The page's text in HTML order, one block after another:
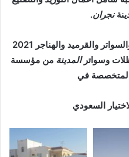
نجران.
للمظلات والسواتر والقرميد والهناجر 2021
وسواترالمدينة من مؤسسة
في
السعودي